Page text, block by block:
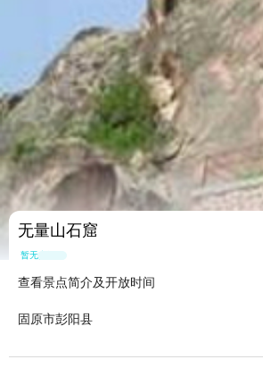
无量山石窟
暂无点评
查看景点简介及开放时间
固原市彭阳县